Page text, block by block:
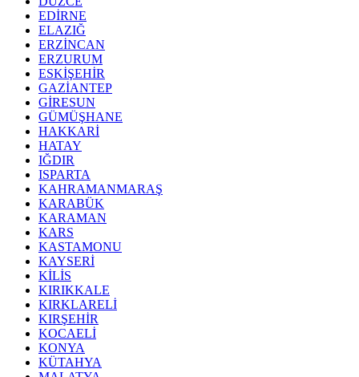
EDİRNE
ELAZIĞ
ERZİNCAN
ERZURUM
ESKİŞEHİR
GAZİANTEP
GİRESUN
GÜMÜŞHANE
HAKKARİ
HATAY
IĞDIR
ISPARTA
KAHRAMANMARAŞ
KARABÜK
KARAMAN
KARS
KASTAMONU
KAYSERİ
KİLİS
KIRIKKALE
KIRKLARELİ
KIRŞEHİR
KOCAELİ
KONYA
KÜTAHYA